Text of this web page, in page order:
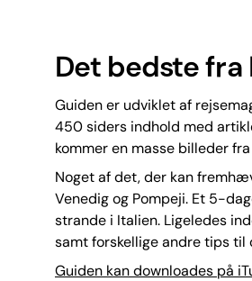
Det bedste fra
Guiden er udviklet af
450 siders indhold med
kommer en masse billeder
Noget af det, der kan
Venedig og Pompeji. Et 5-
strande i Italien. Ligeledes
samt forskellige andre tips til
Guiden kan downloades på